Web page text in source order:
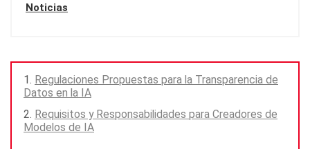
Noticias
Regulaciones Propuestas para la Transparencia de
Datos en la IA
Requisitos y Responsabilidades para Creadores de
Modelos de IA